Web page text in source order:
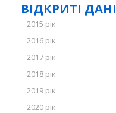
ВІДКРИТІ ДАНІ
2015 рік
2016 рік
2017 рік
2018 рік
2019 рік
2020 рік